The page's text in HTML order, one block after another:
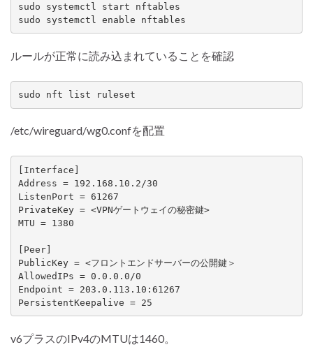
sudo systemctl start nftables
sudo systemctl enable nftables
ルールが正常に読み込まれていることを確認
sudo nft list ruleset
/etc/wireguard/wg0.confを配置
[Interface]
Address = 192.168.10.2/30
ListenPort = 61267
PrivateKey = <VPNゲートウェイの秘密鍵>
MTU = 1380
[Peer]
PublicKey = <フロントエンドサーバーの公開鍵＞
AllowedIPs = 0.0.0.0/0
Endpoint = 203.0.113.10:61267
PersistentKeepalive = 25
v6プラスのIPv4のMTUは1460。